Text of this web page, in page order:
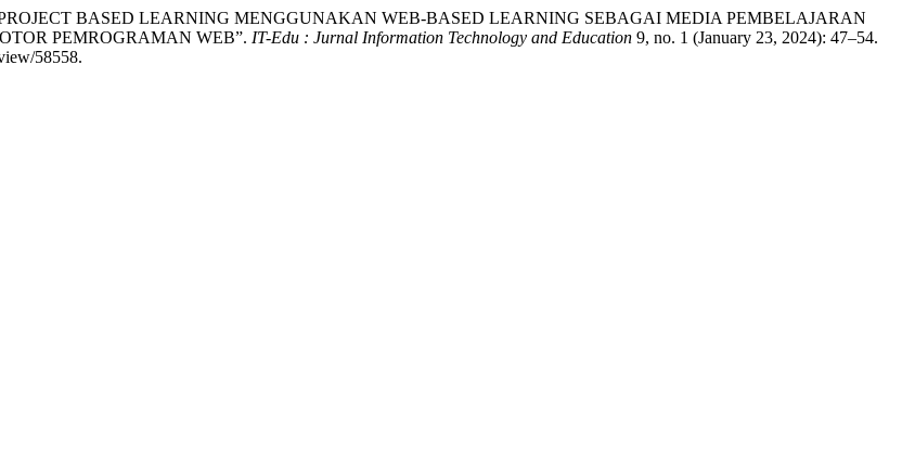
PROJECT BASED LEARNING MENGGUNAKAN WEB-BASED LEARNING SEBAGAI MEDIA PEMBELAJARAN
PEMROGRAMAN WEB”. IT-Edu : Jurnal Information Technology and Education 9, no. 1 (January 23, 2024): 47–54.
58558.